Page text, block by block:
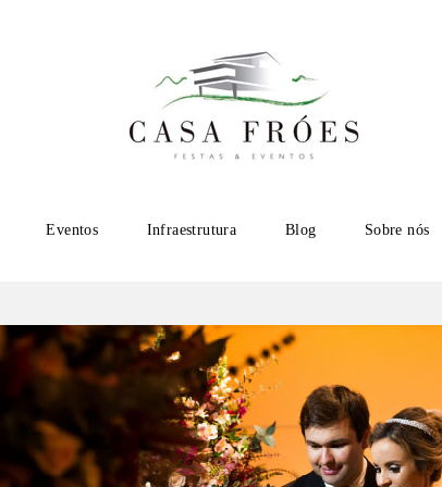
Eventos Infraestrutura Blog Sobre nós